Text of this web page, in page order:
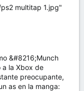
multitap 1.jpg"
&#8216;Munch
a la Xbox de
preocupante,
as en la manga: